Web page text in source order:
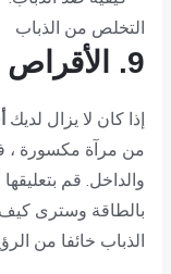
التخلص من الذباب
9. الأقراص المدمجة والمرايا
إذا كان لا يزال لديك
من مرآة مكسورة ،
والداخل. قم
بالطاقة وسترى كيف
الذباب خائفا من